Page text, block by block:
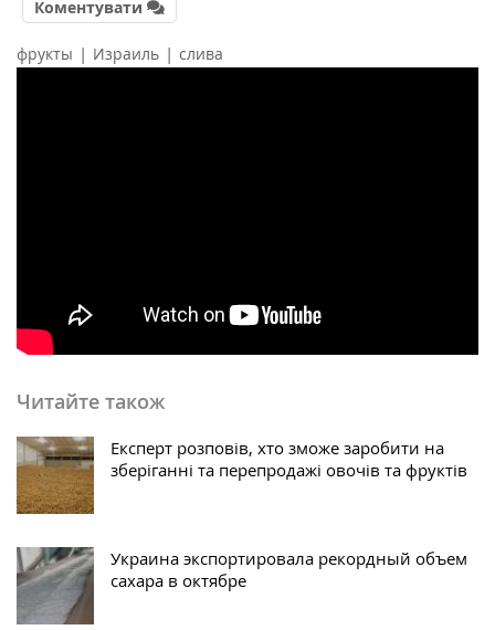
Коментувати
фрукты | Израиль | слива
Читайте також
Експерт розповів, хто зможе заробити на
зберіганні та перепродажі овочів та фруктів
Украина экспортировала рекордный объем
сахара в октябре